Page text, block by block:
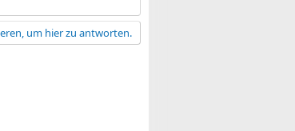
um hier zu antworten.